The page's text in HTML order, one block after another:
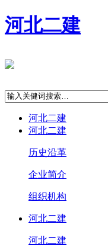
河北二建
河北二建
河北二建
历史沿革
企业简介
组织机构
河北二建
河北二建